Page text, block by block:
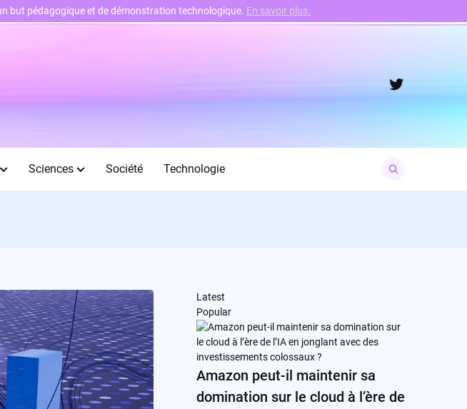
Twitter
Sciences Société Technologie
for:
Latest
Popular
Amazon peut-il maintenir sa
domination sur le cloud à l’ère de
but pédagogique et de démonstration technologique. En savoir plus.